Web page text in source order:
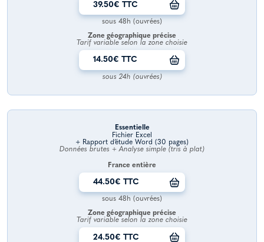
39.50€ TTC
sous 48h (ouvrées)
Zone géographique précise
Tarif variable selon la zone choisie
14.50€ TTC
sous 24h (ouvrées)
Essentielle
Fichier Excel
+ Rapport d’étude Word (30 pages)
Données brutes + Analyse simple (tris à plat)
France entière
44.50€ TTC
sous 48h (ouvrées)
Zone géographique précise
Tarif variable selon la zone choisie
24.50€ TTC